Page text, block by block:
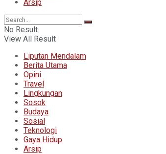
Arsip
No Result
View All Result
Liputan Mendalam
Berita Utama
Opini
Travel
Lingkungan
Sosok
Budaya
Sosial
Teknologi
Gaya Hidup
Arsip